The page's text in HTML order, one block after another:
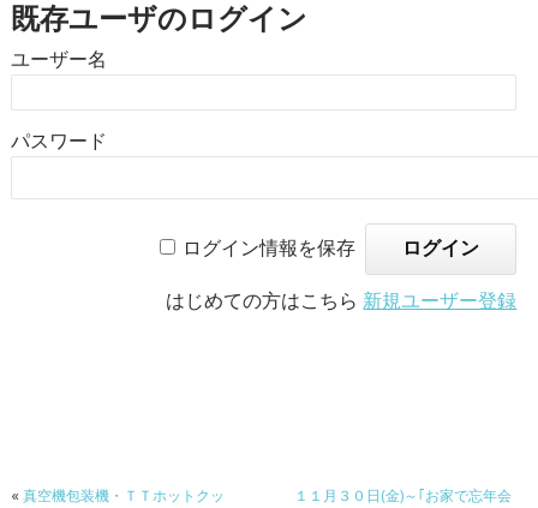
既存ユーザのログイン
ユーザー名
パスワード
ログイン情報を保存
はじめての方はこちら 新規ユーザー登録
« 真空機包装機・ＴＴホットクッ
１１月３０日(金)～｢お家で忘年会